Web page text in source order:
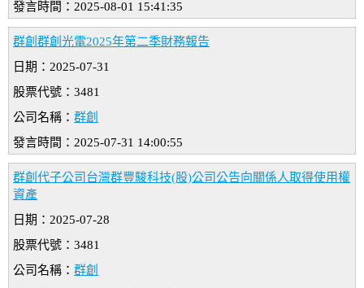
發言時間：2025-08-01 15:41:35
群創群創光電2025年第二季財務報告
日期：2025-07-31
股票代號：3481
公司名稱： 群創
發言時間：2025-07-31 14:00:55
群創代子公司台灣群豐駿科技(股)公司公告向關係人取得使用權
資產
日期：2025-07-28
股票代號：3481
公司名稱： 群創